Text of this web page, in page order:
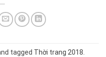
tagged Thời trang 2018.